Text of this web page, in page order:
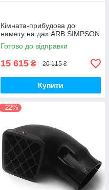
Кімната-прибудова до
намету на дах ARB SIMPSON
Готово до відправки
15 615 ₴ 20 115 ₴
Купити
–22%